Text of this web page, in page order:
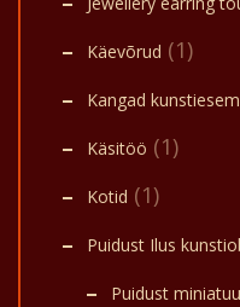
Käevõrud (1)
Kangad
Käsitöö (1)
Kotid (1)
Puidust Ilus
Puidust